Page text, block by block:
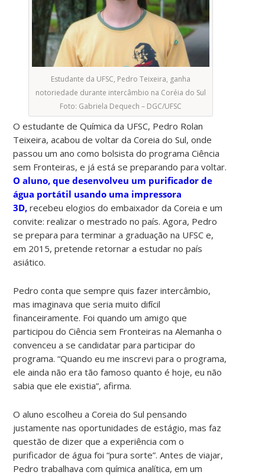
Estudante da UFSC, Pedro Teixeira, ganha
notoriedade durante intercâmbio na Coréia do Sul
Foto: Gabriela Dequech – DGC/UFSC
O estudante de Química da UFSC, Pedro Rolan
Teixeira, acabou de voltar da Coreia do Sul, onde
passou um ano como bolsista do programa Ciência
sem Fronteiras, e já está se preparando para voltar.
O aluno, que desenvolveu um purificador de
água portátil usando uma impressora
3D, recebeu elogios do embaixador da Coreia e um
convite: realizar o mestrado no país. Agora, Pedro
se prepara para terminar a graduação na UFSC e,
em 2015, pretende retornar a estudar no país
asiático.
Pedro conta que sempre quis fazer intercâmbio,
mas imaginava que seria muito difícil
financeiramente. Foi quando um amigo que
participou do Ciência sem Fronteiras na Alemanha o
convenceu a se candidatar para participar do
programa. “Quando eu me inscrevi para o programa,
ele ainda não era tão famoso quanto é hoje, eu não
sabia que ele existia”, afirma.
O aluno escolheu a Coreia do Sul pensando
justamente nas oportunidades de estágio, mas faz
questão de dizer que a experiência com o
purificador de água foi “pura sorte”. Antes de viajar,
Pedro trabalhava com química analítica, em um